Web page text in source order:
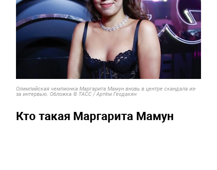
Олимпийская чемпионка Маргарита Мамун вновь в центре скандала из-
за интервью. Обложка © ТАСС / Артём Геодакян
Кто такая Маргарита Мамун